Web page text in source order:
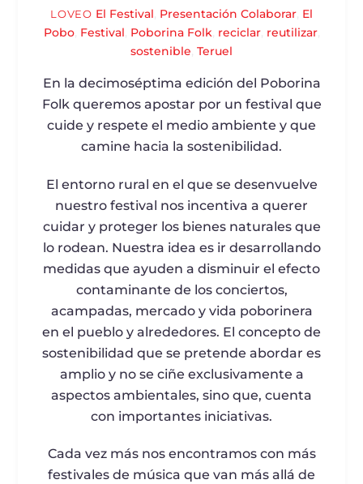
LOVEO El Festival Presentación Colaborar, El
Pobo, Festival Poborina Folk, reciclar, reutilizar,
sostenible Teruel
En la decimoséptima edición del Poborina
Folk queremos apostar por un festival que
cuide y respete el medio ambiente y que
camine hacia la sostenibilidad.
El entorno rural en el que se desenvuelve
nuestro festival nos incentiva a querer
cuidar y proteger los bienes naturales que
lo rodean. Nuestra idea es ir desarrollando
medidas que ayuden a disminuir el efecto
contaminante de los conciertos,
acampadas, mercado y vida poborinera
en el pueblo y alrededores. El concepto de
sostenibilidad que se pretende abordar es
amplio y no se ciñe exclusivamente a
aspectos ambientales, sino que, cuenta
con importantes iniciativas.
Cada vez más nos encontramos con más
festivales de música que van más allá de